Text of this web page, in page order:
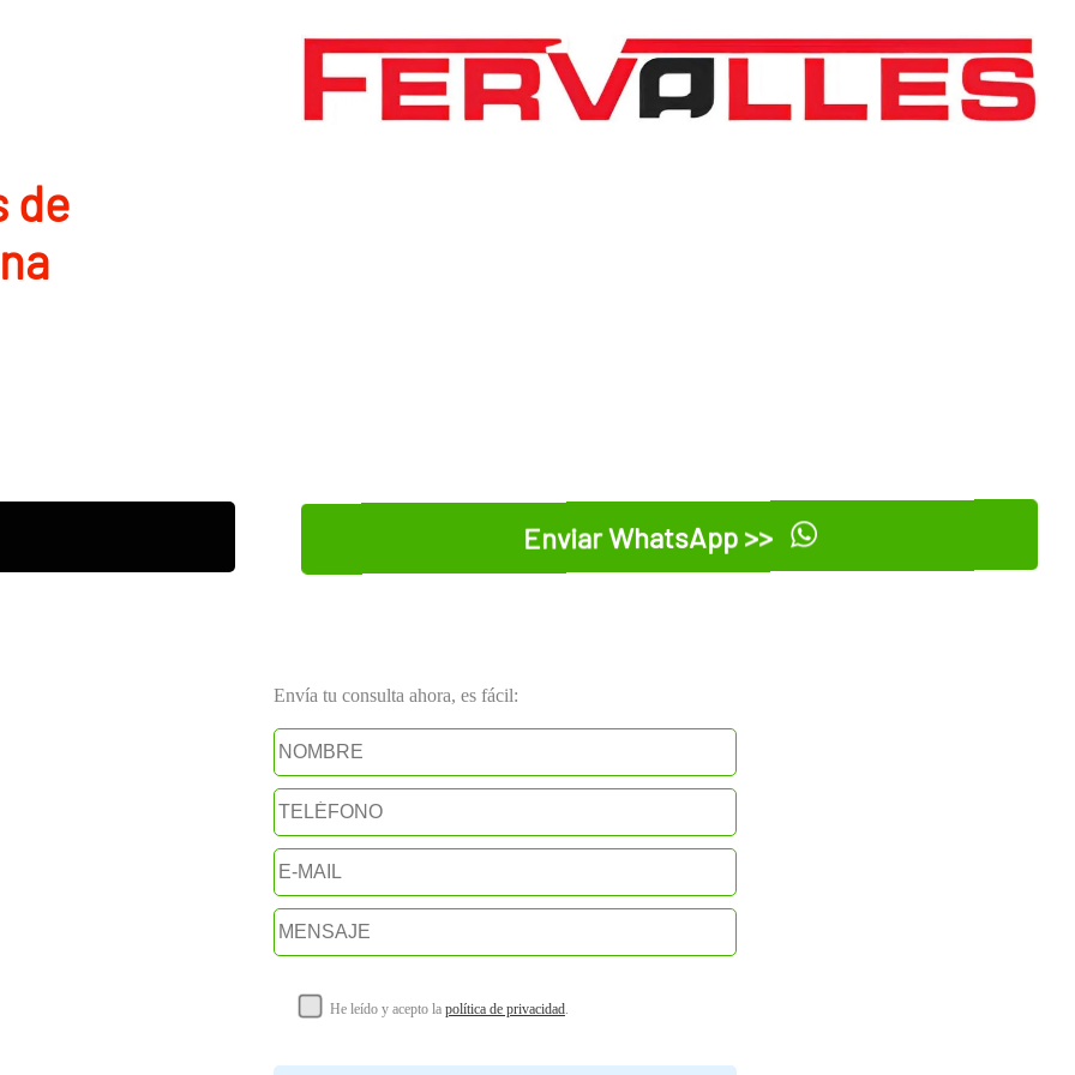
de
Enviar WhatsApp >>
Envía tu consulta ahora, es fácil:
He leído y acepto la política de privacidad.